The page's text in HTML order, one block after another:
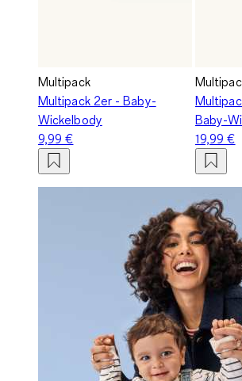
Multipack
Multipack 2er - Baby-
Wickelbody
9,99 €
Baby-
19,99 €